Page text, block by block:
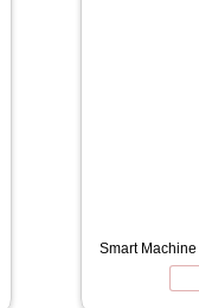
Smart Machine